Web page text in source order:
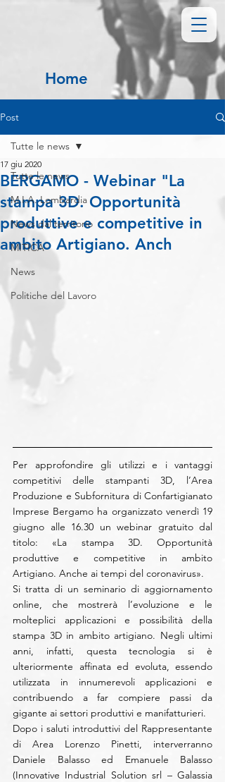
Home
Post
Tutte le news
M.I.A. Lombardia
News dal territorio
MITICA
News
Politiche del Lavoro
Tutte le news
BERGAMO - Webinar "La
stampa 3D. Opportunità
produttive e competitive in
ambito Artigiano. Anch
17 giu 2020
Per approfondire gli utilizzi e i vantaggi
competitivi delle stampanti 3D, l’Area
Produzione e Subfornitura di Confartigianato
Imprese Bergamo ha organizzato venerdì 19
giugno alle 16.30 un webinar gratuito dal
titolo: «La stampa 3D. Opportunità
produttive e competitive in ambito
Artigiano. Anche ai tempi del coronavirus».
Si tratta di un seminario di aggiornamento
online, che mostrerà l’evoluzione e le
molteplici applicazioni e possibilità della
stampa 3D in ambito artigiano. Negli ultimi
anni, infatti, questa tecnologia si è
ulteriormente affinata ed evoluta, essendo
utilizzata in innumerevoli applicazioni e
contribuendo a far compiere passi da
gigante ai settori produttivi e manifatturieri.
Dopo i saluti introduttivi del Rappresentante
di Area Lorenzo Pinetti, interverranno
Daniele Balasso ed Emanuele Balasso
(Innovative Industrial Solution srl – Galassia